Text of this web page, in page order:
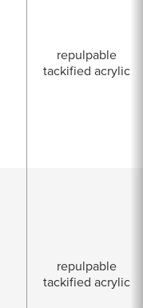
repulpable
tackified acrylic
repulpable
tackified acrylic